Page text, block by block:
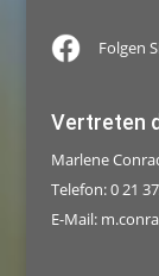
Folgen
Vertreten
Marlene
Telefon: 0 21
E-Mail: